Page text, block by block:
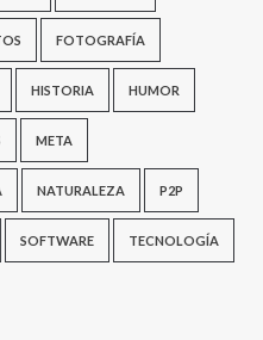
FOTOGRAFÍA
HISTORIA HUMOR
META
NATURALEZA P2P
SOFTWARE TECNOLOGÍA